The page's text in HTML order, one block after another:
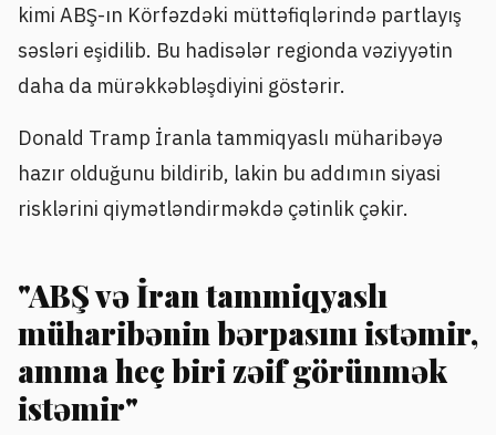
kimi ABŞ-ın Körfəzdəki müttəfiqlərində partlayış
səsləri eşidilib. Bu hadisələr regionda vəziyyətin
daha da mürəkkəbləşdiyini göstərir.
Donald Tramp İranla tammiqyaslı müharibəyə
hazır olduğunu bildirib, lakin bu addımın siyasi
risklərini qiymətləndirməkdə çətinlik çəkir.
"ABŞ və İran tammiqyaslı
müharibənin bərpasını istəmir,
amma heç biri zəif görünmək
istəmir"